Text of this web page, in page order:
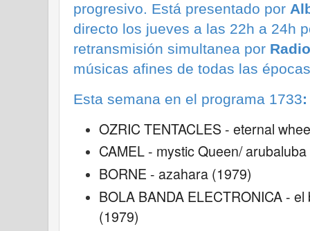
progresivo. Está presentado por
directo los jueves a las 22h a 24h
retransmisión simultanea por
músicas afines de todas las
Esta semana en el programa 1733:
OZRIC TENTACLES - eternal
CAMEL - mystic Queen/
BORNE - azahara (1979)
BOLA BANDA ELECTRONICA -
(1979)